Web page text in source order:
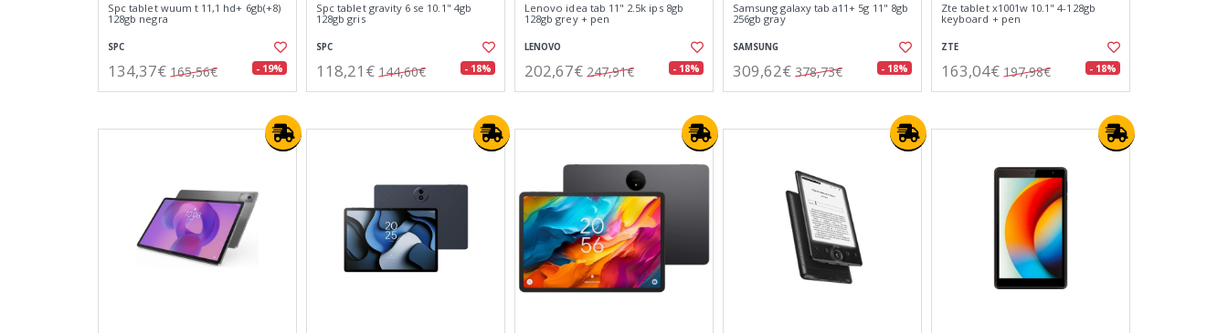
Spc tablet wuum t 11,1 hd+ 6gb(+8)
128gb negra
SPC
134,37€ 165,56€ - 19%
Spc tablet gravity 6 se 10.1" 4gb
128gb gris
SPC
118,21€ 144,60€ - 18%
Lenovo idea tab 11" 2.5k ips 8gb
128gb grey + pen
LENOVO
202,67€ 247,91€ - 18%
Samsung galaxy tab a11+ 5g 11" 8gb
256gb gray
SAMSUNG
309,62€ 378,73€ - 18%
Zte tablet x1001w 10.1" 4-128gb
keyboard + pen
ZTE
163,04€ 197,98€ - 18%